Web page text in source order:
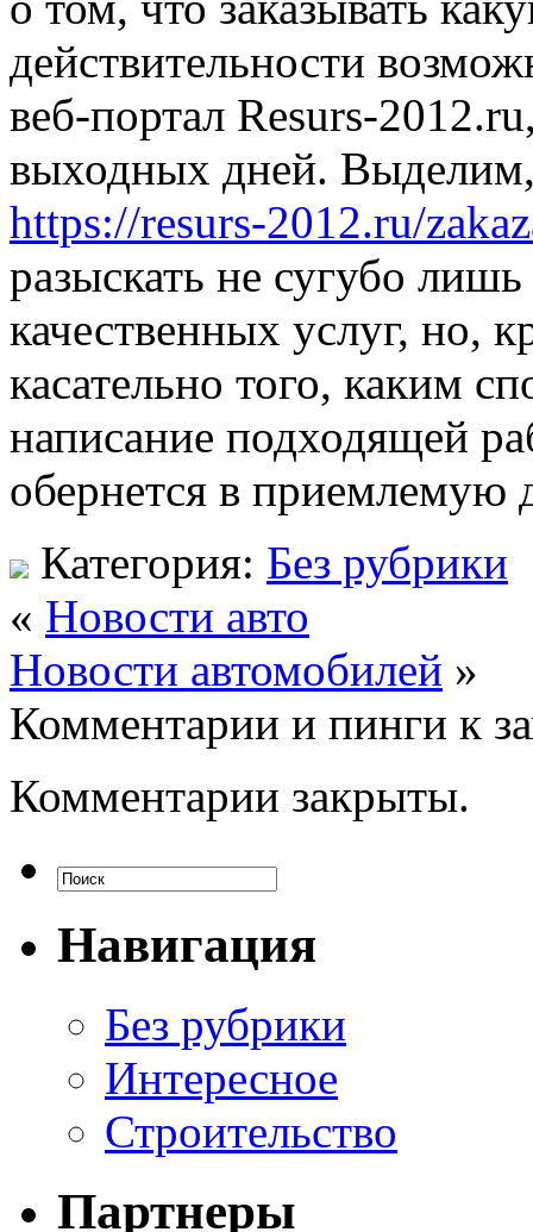
действительности
веб-портал Resurs-
выходных дней. Выделим,
https://resurs-2012.ru/
разыскать не сугубо
качественных услуг, но,
касательно того, каким
написание подходящей
обернется в
Категория: Без рубрики
« Новости авто
Новости автомобилей »
Комментарии и пинги к
Комментарии закрыты.
Навигация
Без рубрики
Интересное
Строительство
Партнеры